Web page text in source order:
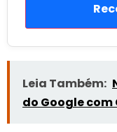
Leia Também:
do Google